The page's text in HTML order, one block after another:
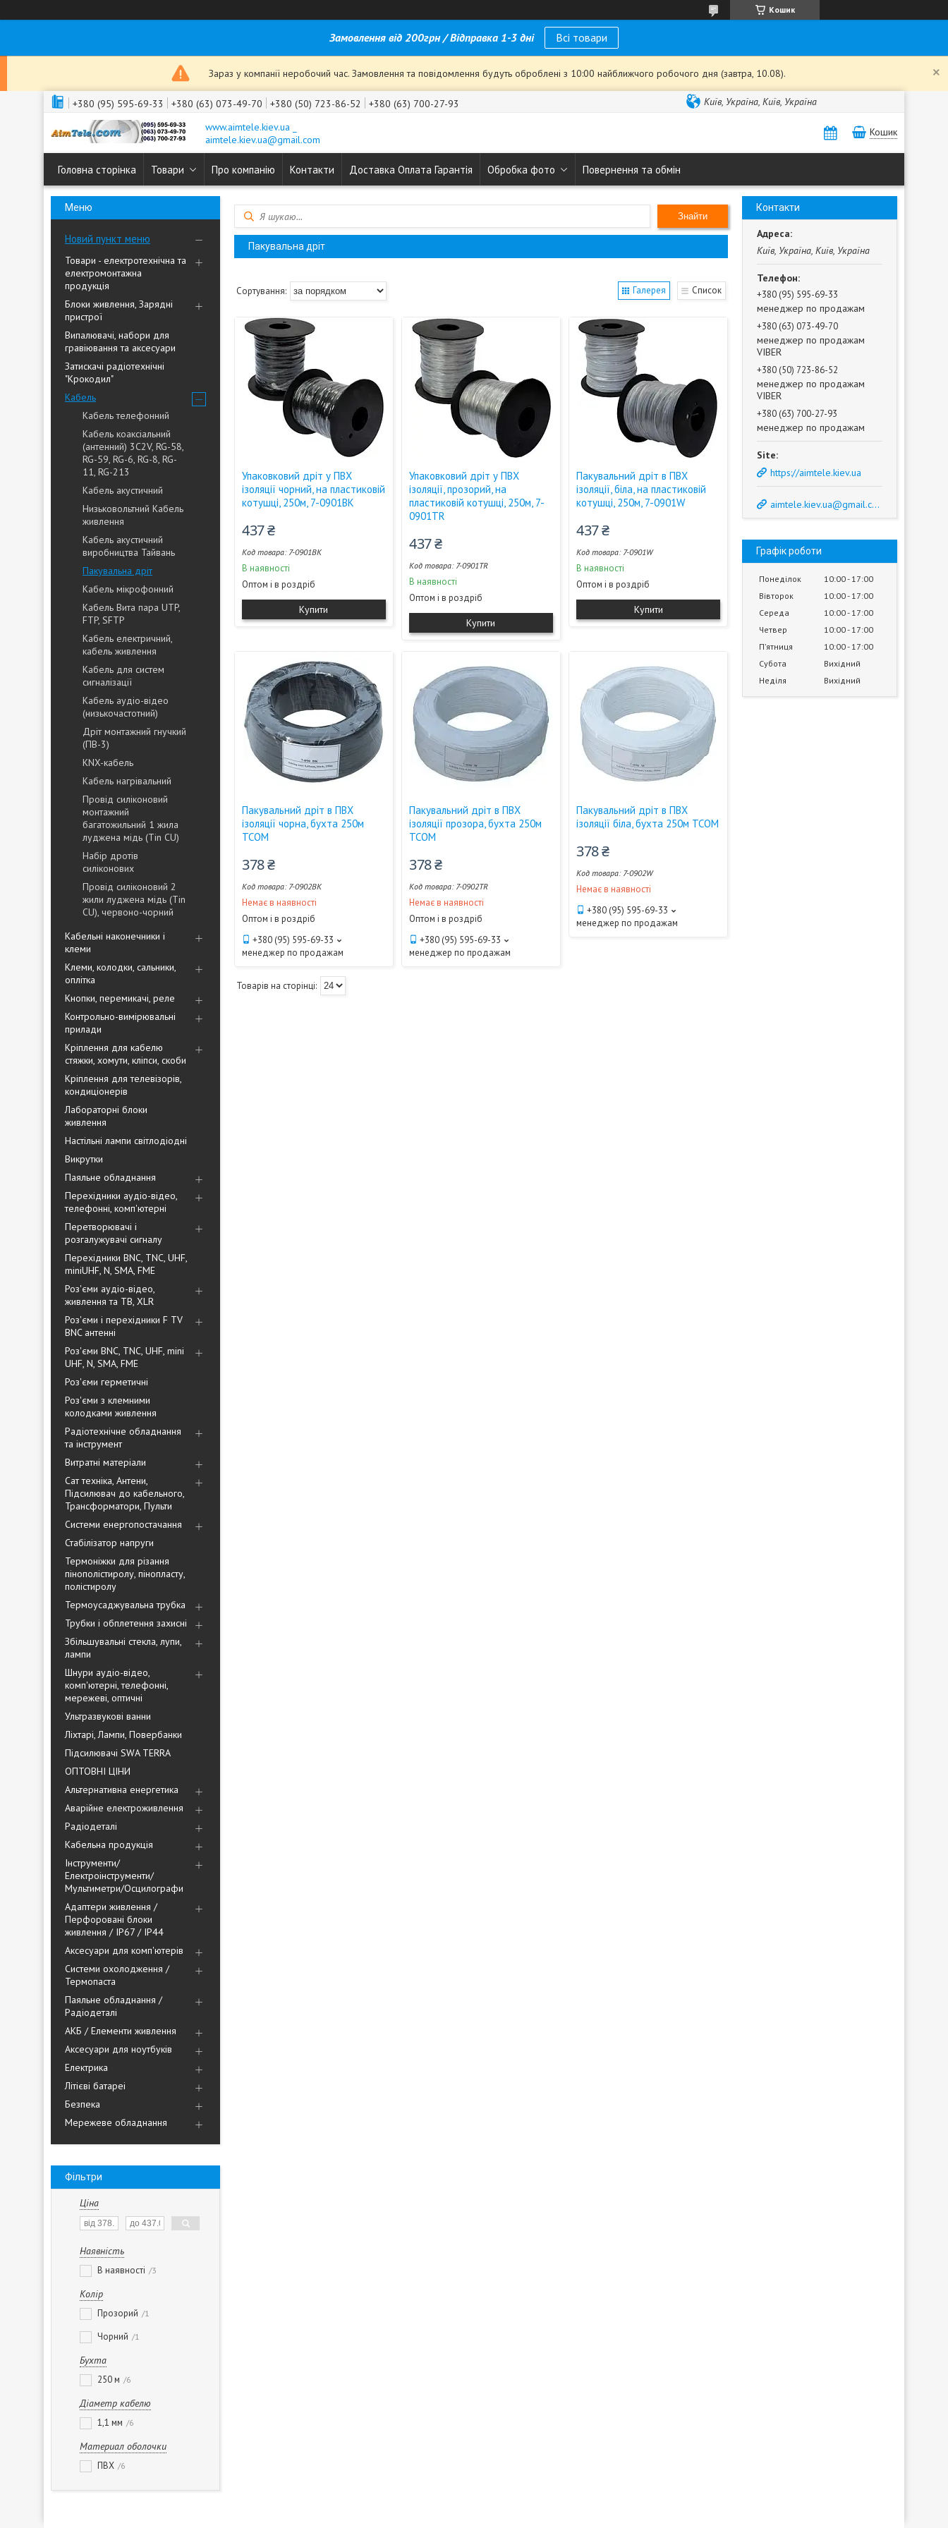
Кошик
Замовлення від 200грн / Відправка 1-3 дні Всі товари
Зараз у компанії неробочий час. Замовлення та повідомлення будуть оброблені з 10:00 найближчого робочого дня (завтра, 10.08).
+380 (95) 595-69-33 +380 (63) 073-49-70 +380 (50) 723-86-52 +380 (63) 700-27-93
Київ, Україна, Київ, Україна
www.aimtele.kiev.ua _
aimtele.kiev.ua@gmail.com
Кошик
Головна сторінка Товари Про компанію Контакти Доставка Оплата Гарантія Обробка фото Повернення та обмін
Новий пункт меню
Товари - електротехнічна та
електромонтажна
продукція
Блоки живлення, Зарядні
пристрої
Випалювачі, набори для
гравіювання та аксесуари
Затискачі радіотехнічні
"Крокодил"
Кабель
Кабель телефонний
Кабель коаксіальний
(антенний) 3C2V, RG-58,
RG-59, RG-6, RG-8, RG-
11, RG-213
Кабель акустичний
Низьковольтний Кабель
живлення
Кабель акустичний
виробництва Тайвань
Пакувальна дріт
Кабель мікрофонний
Кабель Вита пара UTP,
FTP, SFTP
Кабель електричний,
кабель живлення
Кабель для систем
сигналізації
Кабель аудіо-відео
(низькочастотний)
Дріт монтажний гнучкий
(ПВ-3)
KNX-кабель
Кабель нагрівальний
Провід силіконовий
монтажний
багатожильний 1 жила
луджена мідь (Tin CU)
Набір дротів
силіконових
Провід силіконовий 2
жили луджена мідь (Tin
CU), червоно-чорний
Кабельні наконечники і
клеми
Клеми, колодки, сальники,
оплітка
Кнопки, перемикачі, реле
Контрольно-вимірювальні
прилади
Кріплення для кабелю
стяжки, хомути, кліпси, скоби
Кріплення для телевізорів,
кондиціонерів
Лабораторні блоки
живлення
Настільні лампи світлодіодні
Викрутки
Паяльне обладнання
Перехідники аудіо-відео,
телефонні, комп'ютерні
Перетворювачі і
розгалужувачі сигналу
Перехідники BNC, TNC, UHF,
miniUHF, N, SMA, FME
Роз'єми аудіо-відео,
живлення та ТВ, XLR
Роз'єми і перехідники F TV
BNC антенні
Роз'єми BNC, TNC, UHF, mini
UHF, N, SMA, FME
Роз'єми герметичні
Роз'єми з клемними
колодками живлення
Радіотехнічне обладнання
та інструмент
Витратні матеріали
Сат техніка, Антени,
Підсилювач до кабельного,
Трансформатори, Пульти
Системи енергопостачання
Стабілізатор напруги
Термоніжки для різання
пінополістиролу, пінопласту,
полістиролу
Термоусаджувальна трубка
Трубки і обплетення захисні
Збільшувальні стекла, лупи,
лампи
Шнури аудіо-відео,
комп'ютерні, телефонні,
мережеві, оптичні
Ультразвукові ванни
Ліхтарі, Лампи, Повербанки
Підсилювачі SWA TERRA
ОПТОВНІ ЦІНИ
Альтернативна енергетика
Аварійне електроживлення
Радіодеталі
Кабельна продукція
Інструменти/
Електроінструменти/
Мультиметри/Осцилографи
Адаптери живлення /
Перфоровані блоки
живлення / IP67 / IP44
Аксесуари для комп'ютерів
Системи охолодження /
Термопаста
Паяльне обладнання /
Радіодеталі
АКБ / Елементи живлення
Аксесуари для ноутбуків
Електрика
Літієві батареі
Безпека
Мережеве обладнання
Фільтри
Ціна
Наявність
В наявності 3
Колір
Прозорий 1
Чорний 1
Бухта
250 м 6
Діаметр кабелю
1,1 мм 6
Материал оболочки
ПВХ 6
Знайти
Пакувальна дріт
Галерея Список
Упаковковий дріт у ПВХ
ізоляції чорний, на пластиковій
котушці, 250м, 7-0901BK
437 ₴
7-0901BK
В наявності
Оптом і в роздріб
Купити
Упаковковий дріт у ПВХ
ізоляції, прозорий, на
пластиковій котушці, 250м, 7-
0901TR
437 ₴
7-0901TR
В наявності
Оптом і в роздріб
Купити
Пакувальний дріт в ПВХ
ізоляції, біла, на пластиковій
котушці, 250м, 7-0901W
437 ₴
7-0901W
В наявності
Оптом і в роздріб
Купити
Пакувальний дріт в ПВХ
ізоляції чорна, бухта 250м
TCOM
378 ₴
7-0902BK
Немає в наявності
Оптом і в роздріб
+380 (95) 595-69-33
менеджер по продажам
Пакувальний дріт в ПВХ
ізоляції прозора, бухта 250м
TCOM
378 ₴
7-0902TR
Немає в наявності
Оптом і в роздріб
+380 (95) 595-69-33
менеджер по продажам
Пакувальний дріт в ПВХ
ізоляції біла, бухта 250м TCOM
378 ₴
7-0902W
Немає в наявності
+380 (95) 595-69-33
менеджер по продажам
Контакти
Київ, Україна, Київ, Україна
+380 (95) 595-69-33
менеджер по продажам
+380 (63) 073-49-70
менеджер по продажам
VIBER
+380 (50) 723-86-52
менеджер по продажам
VIBER
+380 (63) 700-27-93
менеджер по продажам
https://aimtele.kiev.ua
aimtele.kiev.ua@gmail.com
Графік роботи
Понеділок 10:00 17:00
Вівторок
10:00 17:00
Середа
10:00 17:00
Четвер
10:00 17:00
Пʼятниця
10:00 17:00
Субота
Вихідний
Неділя
Вихідний